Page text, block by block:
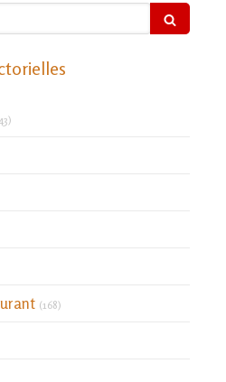
Articles Count
Count
Count
Count
(168)Articles Count
Count
Count